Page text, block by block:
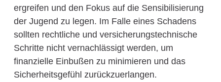
ergreifen und den Fokus auf die Sensibilisierung
der Jugend zu legen. Im Falle eines Schadens
sollten rechtliche und versicherungstechnische
Schritte nicht vernachlässigt werden, um
finanzielle Einbußen zu minimieren und das
Sicherheitsgefühl zurückzuerlangen.